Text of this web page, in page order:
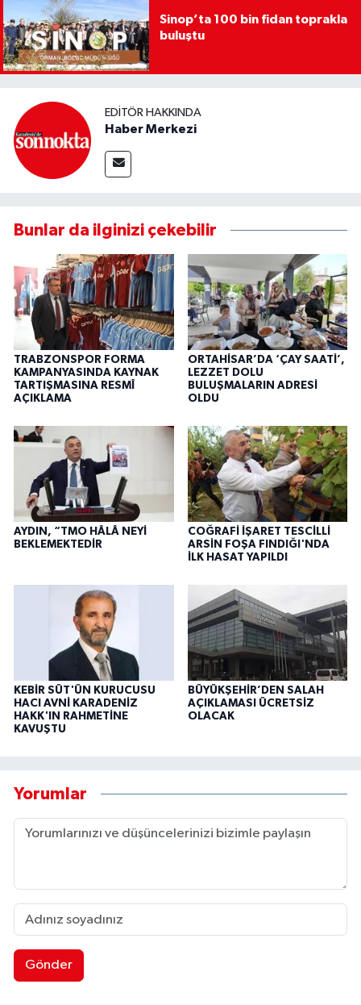
Sinop’ta 100 bin fidan toprakla
buluştu
EDITÖR HAKKINDA
Haber Merkezi
Bunlar da ilginizi çekebilir
TRABZONSPOR FORMA
KAMPANYASINDA KAYNAK
TARTIŞMASINA RESMÎ
AÇIKLAMA
ORTAHİSAR’DA ‘ÇAY SAATİ’,
LEZZET DOLU
BULUŞMALARIN ADRESİ
OLDU
AYDIN, “TMO HÂLÂ NEYİ
BEKLEMEKTEDİR
COĞRAFİ İŞARET TESCİLLİ
ARSİN FOŞA FINDIĞI'NDA
İLK HASAT YAPILDI
KEBİR SÜT'ÜN KURUCUSU
HACI AVNİ KARADENİZ
HAKK'IN RAHMETİNE
KAVUŞTU
BÜYÜKŞEHİR’DEN SALAH
AÇIKLAMASI ÜCRETSİZ
OLACAK
Yorumlar
Gönder